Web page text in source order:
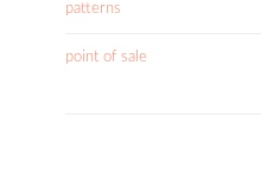
patterns
point of sale